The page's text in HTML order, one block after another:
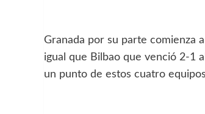
Granada por su parte comienza
igual que Bilbao que venció 2-1
un punto de estos cuatro